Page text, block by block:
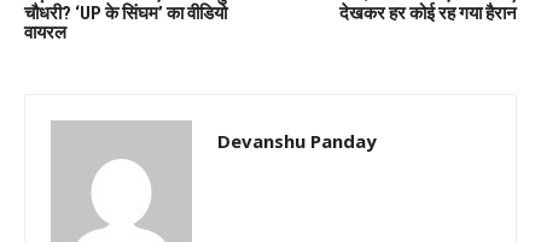
चौधरी? ‘UP के सिंघम’ का वीडियो
वायरल
देखकर हर कोई रह गया हैरान
Devanshu Panday